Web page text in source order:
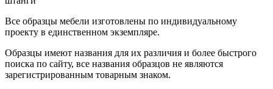
Все образцы мебели изготовлены по индивидуальному
проекту в единственном экземпляре.
Образцы имеют названия для их различия и более быстрого
поиска по сайту, все названия образцов не являются
зарегистрированным товарным знаком.